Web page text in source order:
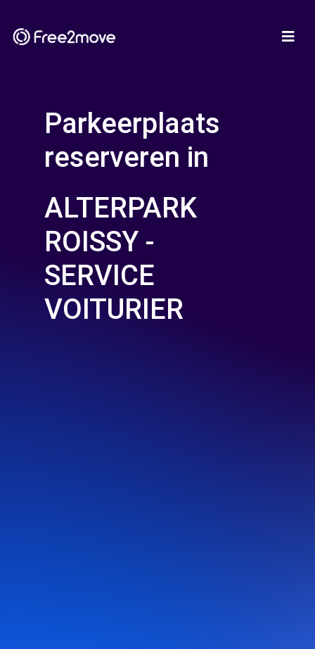
Parkeerplaats
reserveren in
ALTERPARK
ROISSY -
SERVICE
VOITURIER